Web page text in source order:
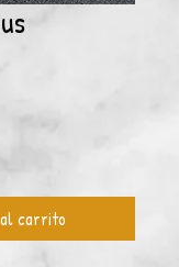
carrito